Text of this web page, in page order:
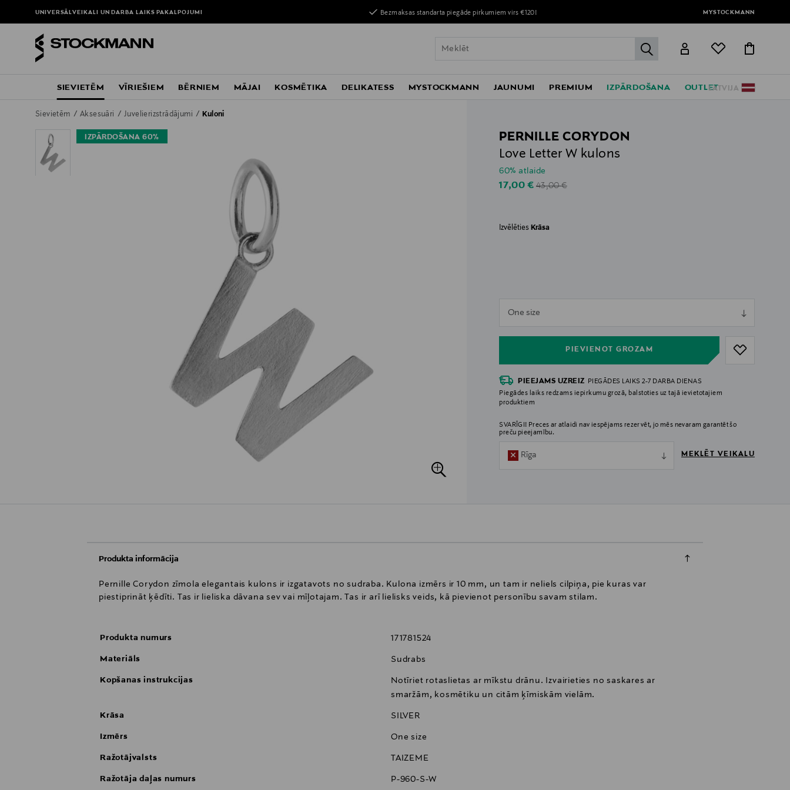
UNIVERSĀLVEIKALI UN DARBA LAIKSPAKALPOJUMI Bezmaksas standarta piegāde pirkumiem virs €120! MYSTOCKMANN
label.header.go
LATVIJA
SIEVIETĒM VĪRIEŠIEM BĒRNIEM MĀJAI KOSMĒTIKA DELIKATESS MYSTOCKMANN JAUNUMI PREMIUM IZPĀRDOŠANA OUTLET
Sievietēm Aksesuāri Juvelierizstrādājumi Kuloni
IZPĀRDOŠANA 60%
PERNILLE CORYDON
Love Letter W kulons
60% atlaide
Discounted Price
17,00 € Original Price
43,00 €
Izvēlēties Krāsa
One size
PIEVIENOT GROZAM
null
PIEEJAMS UZREIZ
PIEGĀDES LAIKS 2-7 DARBA DIENAS
Piegādes laiks redzams iepirkumu grozā, balstoties uz tajā ievietotajiem
produktiem
SVARĪGI! Preces ar atlaidi nav iespējams rezervēt, jo mēs nevaram garantēt šo
preču pieejamību.
Rīga MEKLĒT VEIKALU
Produkta informācija
Pernille Corydon zīmola elegantais kulons ir izgatavots no sudraba. Kulona izmērs ir 10 mm, un tam ir neliels cilpiņa, pie kuras var
piestiprināt ķēdīti. Tas ir lieliska dāvana sev vai mīļotajam. Tas ir arī lielisks veids, kā pievienot personību savam stilam.
Produkta numurs 171781524
Materiāls Sudrabs
Kopšanas instrukcijas
Notīriet rotaslietas ar mīkstu drānu. Izvairieties no saskares ar
smaržām, kosmētiku un citām ķīmiskām vielām.
Krāsa SILVER
Izmērs One size
Ražotājvalsts TAIZEME
Ražotāja daļas numurs P-960-S-W